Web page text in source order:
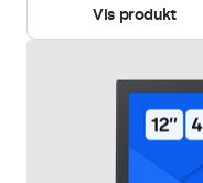
Vis produkt